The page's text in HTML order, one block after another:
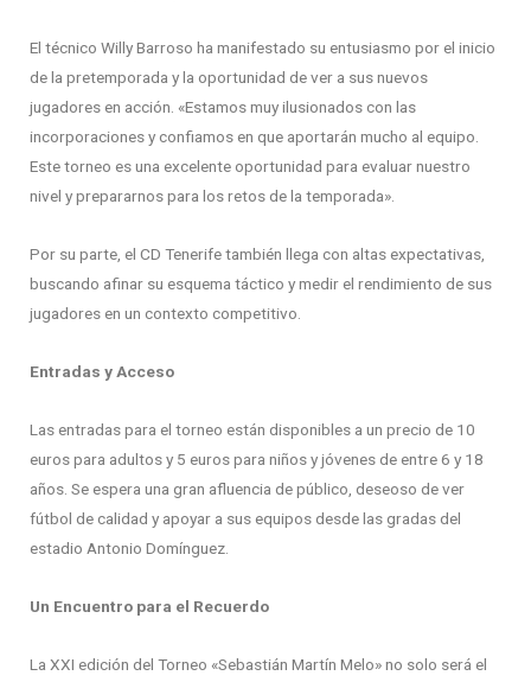
El técnico Willy Barroso ha manifestado su entusiasmo por el inicio
de la pretemporada y la oportunidad de ver a sus nuevos
jugadores en acción. «Estamos muy ilusionados con las
incorporaciones y confiamos en que aportarán mucho al equipo.
Este torneo es una excelente oportunidad para evaluar nuestro
nivel y prepararnos para los retos de la temporada».
Por su parte, el CD Tenerife también llega con altas expectativas,
buscando afinar su esquema táctico y medir el rendimiento de sus
jugadores en un contexto competitivo.
Entradas y Acceso
Las entradas para el torneo están disponibles a un precio de 10
euros para adultos y 5 euros para niños y jóvenes de entre 6 y 18
años. Se espera una gran afluencia de público, deseoso de ver
fútbol de calidad y apoyar a sus equipos desde las gradas del
estadio Antonio Domínguez.
Un Encuentro para el Recuerdo
La XXI edición del Torneo «Sebastián Martín Melo» no solo será el